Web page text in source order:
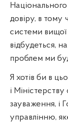
довіру, в тому
системи вищої
відбудеться,
проблем ми
Я хотів би в
і Міністерству
зауваження, і
управлінню,